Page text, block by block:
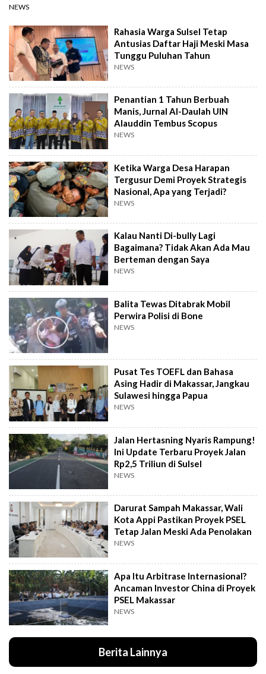
NEWS
Rahasia Warga Sulsel Tetap
Antusias Daftar Haji Meski Masa
Tunggu Puluhan Tahun
NEWS
Penantian 1 Tahun Berbuah
Manis, Jurnal Al-Daulah UIN
Alauddin Tembus Scopus
NEWS
Ketika Warga Desa Harapan
Tergusur Demi Proyek Strategis
Nasional, Apa yang Terjadi?
NEWS
Kalau Nanti Di-bully Lagi
Bagaimana? Tidak Akan Ada Mau
Berteman dengan Saya
NEWS
Balita Tewas Ditabrak Mobil
Perwira Polisi di Bone
NEWS
Pusat Tes TOEFL dan Bahasa
Asing Hadir di Makassar, Jangkau
Sulawesi hingga Papua
NEWS
Jalan Hertasning Nyaris Rampung!
Ini Update Terbaru Proyek Jalan
Rp2,5 Triliun di Sulsel
NEWS
Darurat Sampah Makassar, Wali
Kota Appi Pastikan Proyek PSEL
Tetap Jalan Meski Ada Penolakan
NEWS
Apa Itu Arbitrase Internasional?
Ancaman Investor China di Proyek
PSEL Makassar
NEWS
Berita Lainnya